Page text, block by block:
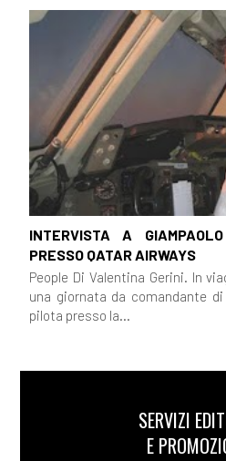
INTERVISTA A
PRESSO QATAR AIRWAYS
People Di Valentina Gerini. In
una giornata da comandante
pilota presso la...
SERVIZI
E